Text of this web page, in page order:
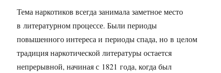
Тема наркотиков всегда занимала заметное место
в литературном процессе. Были периоды
повышенного интереса и периоды спада, но в целом
традиция наркотической литературы остается
непрерывной, начиная с 1821 года, когда был